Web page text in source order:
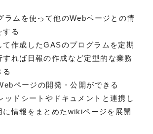
ラムを使って他のWebページとの情
する
て作成したGASのプログラムを定期
すれば日報の作成など定型的な業務
る
ページの開発・公開ができる
ッドシートやドキュメントと連携し
に情報をまとめたwikiページを展開